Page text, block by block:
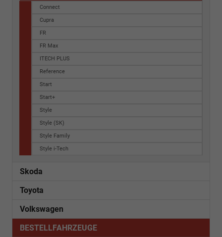
Connect
Cupra
FR
FR Max
ITECH PLUS
Reference
Start
Start+
Style
Style (SK)
Style Family
Style i-Tech
Skoda
Toyota
Volkswagen
BESTELLFAHRZEUGE